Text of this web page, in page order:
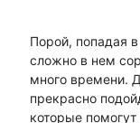
Порой, попадая
сложно в нем
много времени.
прекрасно
которые